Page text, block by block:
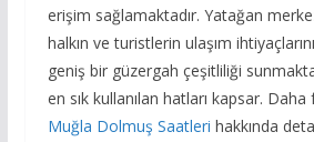
erişim sağlamaktadır. Yatağan
halkın ve turistlerin ulaşım
geniş bir güzergah çeşitliliği
en sık kullanılan hatları kapsar.
Muğla Dolmuş Saatleri hakkında